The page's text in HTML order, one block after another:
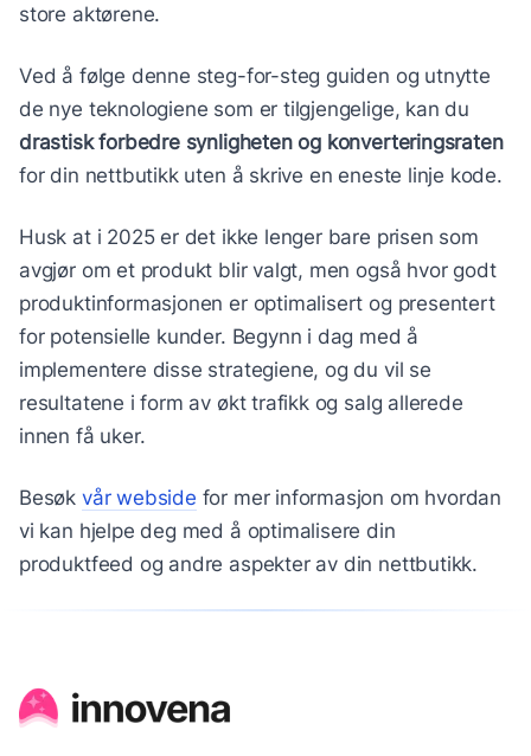
store aktørene.
Ved å følge denne steg-for-steg guiden og utnytte
de nye teknologiene som er tilgjengelige, kan du
drastisk forbedre synligheten og konverteringsraten
for din nettbutikk uten å skrive en eneste linje kode.
Husk at i 2025 er det ikke lenger bare prisen som
avgjør om et produkt blir valgt, men også hvor godt
produktinformasjonen er optimalisert og presentert
for potensielle kunder. Begynn i dag med å
implementere disse strategiene, og du vil se
resultatene i form av økt trafikk og salg allerede
innen få uker.
Besøk vår webside for mer informasjon om hvordan
vi kan hjelpe deg med å optimalisere din
produktfeed og andre aspekter av din nettbutikk.